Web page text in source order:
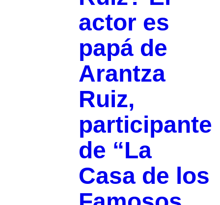
actor es
papá de
Arantza
Ruiz,
participante
de “La
Casa de los